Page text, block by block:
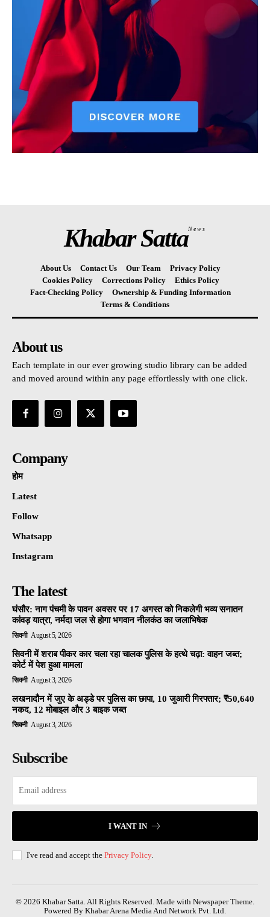
Khabar SattaNews
About Us Contact Us Our Team
Privacy Policy
Cookies Policy
Corrections Policy
Ethics Policy
Fact-Checking Policy
Ownership & Funding Information
Terms & Conditions
About us
Each template in our ever growing studio library can be added
and moved around within any page effortlessly with one click.
Company
होम
Latest
Follow
Whatsapp
Instagram
The latest
घंसौर: नाग पंचमी के पावन अवसर पर 17 अगस्त को निकलेगी भव्य सनातन
कांवड़ यात्रा, नर्मदा जल से होगा भगवान नीलकंठ का जलाभिषेक
सिवनी August 5, 2026
सिवनी में शराब पीकर कार चला रहा चालक पुलिस के हत्थे चढ़ा: वाहन जब्त;
कोर्ट में पेश हुआ मामला
सिवनी August 3, 2026
लखनादौन में जुए के अड्डे पर पुलिस का छापा, 10 जुआरी गिरफ्तार; ₹50,640
नकद, 12 मोबाइल और 3 बाइक जब्त
सिवनी August 3, 2026
Subscribe
I WANT IN
I've read and accept the Privacy Policy.
© 2026 Khabar Satta. All Rights Reserved. Made with Newspaper Theme.
Powered By Khabar Arena Media And Network Pvt. Ltd.